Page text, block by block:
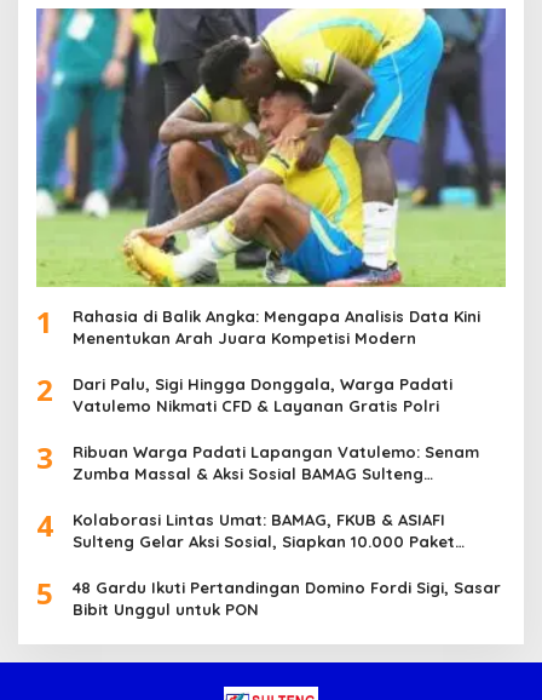
1
Rahasia di Balik Angka: Mengapa Analisis Data Kini
Menentukan Arah Juara Kompetisi Modern
2
Dari Palu, Sigi Hingga Donggala, Warga Padati
Vatulemo Nikmati CFD & Layanan Gratis Polri
3
Ribuan Warga Padati Lapangan Vatulemo: Senam
Zumba Massal & Aksi Sosial BAMAG Sulteng
4
Kolaborasi Lintas Umat: BAMAG, FKUB & ASIAFI
Sulteng Gelar Aksi Sosial, Siapkan 10.000 Paket
5
48 Gardu Ikuti Pertandingan Domino Fordi Sigi, Sasar
Bibit Unggul untuk PON